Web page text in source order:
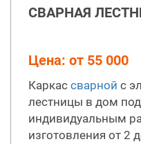
СВАРНАЯ
Цена: от 55 000
Каркас сварной с
лестницы в дом
индивидуальным
изготовления от 2